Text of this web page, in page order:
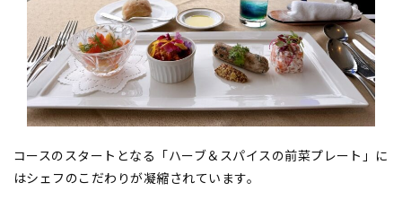
コースのスタートとなる「ハーブ＆スパイスの前菜プレート」に
はシェフのこだわりが凝縮されています。